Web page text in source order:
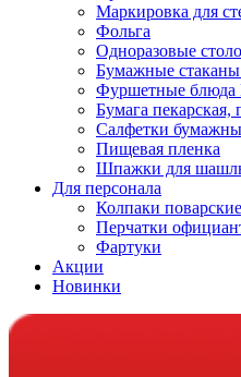
Маркировка для
Фольга
Одноразовые
Бумажные
Фуршетные блюда
Бумага пекарская,
Салфетки
Пищевая пленка
Шпажки для
Для персонала
Колпаки
Перчатки
Фартуки
Акции
Новинки